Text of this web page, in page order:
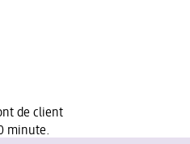
de client
minute.